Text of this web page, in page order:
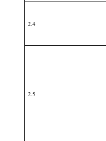
2.4
2.5